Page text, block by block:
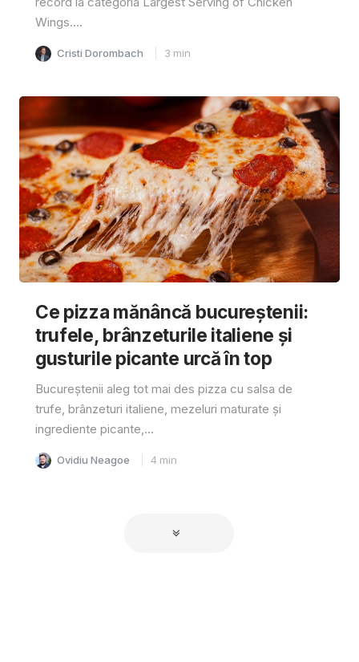
Wings....
Cristi Dorombach 3 min
Ce pizza mănâncă bucureștenii:
trufele, brânzeturile italiene și
gusturile picante urcă în top
Bucureștenii aleg tot mai des pizza cu salsa de
trufe, brânzeturi italiene, mezeluri maturate și
ingrediente picante,...
Ovidiu Neagoe 4 min